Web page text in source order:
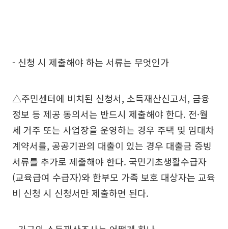
- 신청 시 제출해야 하는 서류는 무엇인가
△주민센터에 비치된 신청서, 소득재산신고서, 금융
정보 등 제공 동의서는 반드시 제출해야 한다. 전·월
세 거주 또는 사업장을 운영하는 경우 주택 및 임대차
계약서를, 공공기관의 대출이 있는 경우 대출금 증빙
서류를 추가로 제출해야 한다. 국민기초생활수급자
(교육급여 수급자)와 한부모 가족 보호 대상자는 교육
비 신청 시 신청서만 제출하면 된다.